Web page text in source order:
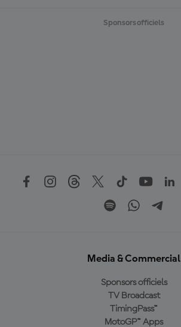
Sponsors officiels
Media & Commercial
Sponsors officiels
TV Broadcast
TimingPass™
MotoGP™ Apps